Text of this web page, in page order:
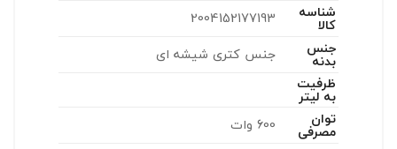
شناسه
کالا
2004152177193
جنس
بدنه
جنس کتری شیشه ای
ظرفیت
به لیتر
توان
مصرفی 600 وات